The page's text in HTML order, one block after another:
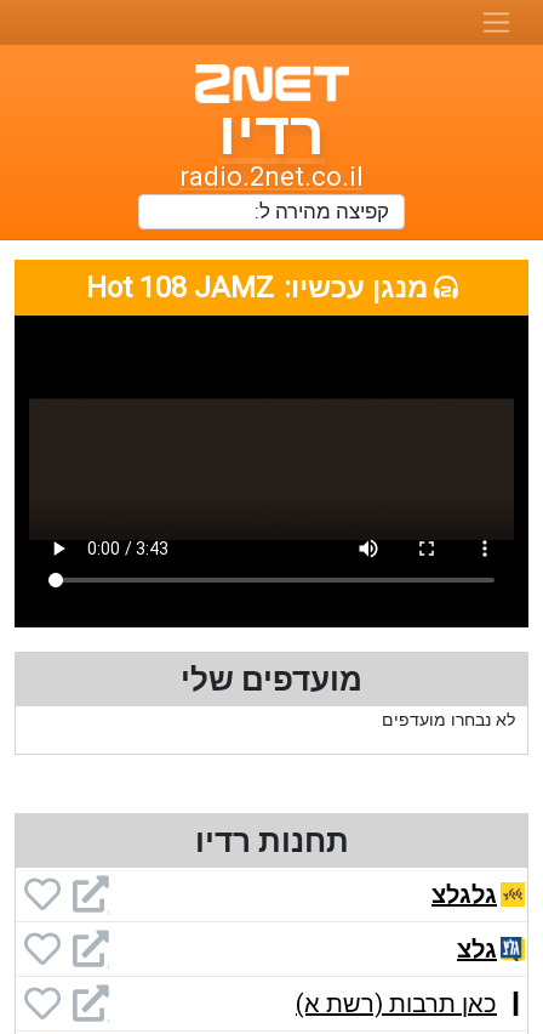
רדיו
טו-נט
רדיו
radio.2net.co.il
תחנות
רדיו
ואתרי
מנגן עכשיו: Hot 108 JAMZ
מועדפים שלי
לא נבחרו מועדפים
תחנות רדיו
גלגלצ
גלצ
כאן תרבות (רשת א)